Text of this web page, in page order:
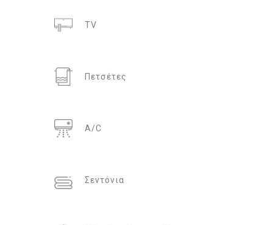
TV
Πετσέτες
A/C
Σεντόνια